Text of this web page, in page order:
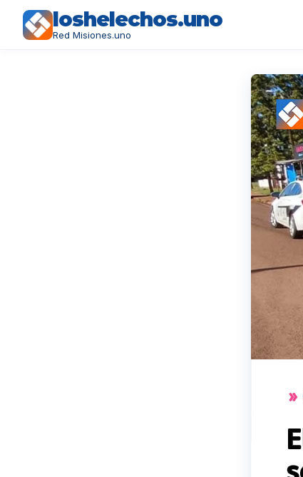
loshelechos.uno
Red Misiones.uno